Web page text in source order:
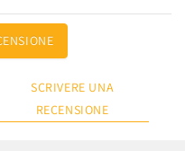
SCRIVERE UNA
RECENSIONE